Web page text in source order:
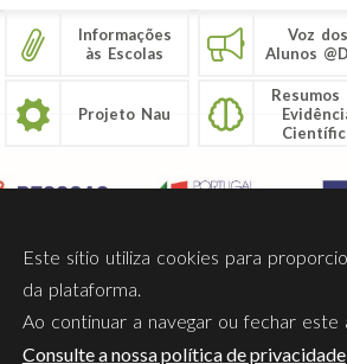
Informações
às Escolas
Voz dos
Alunos
Projeto Nau
Resumos
Sobre Nós Privacidade
Este sítio utiliza cookies para
da plataforma.
Ao continuar a navegar ou fechar
Consulte a nossa política de privacidade